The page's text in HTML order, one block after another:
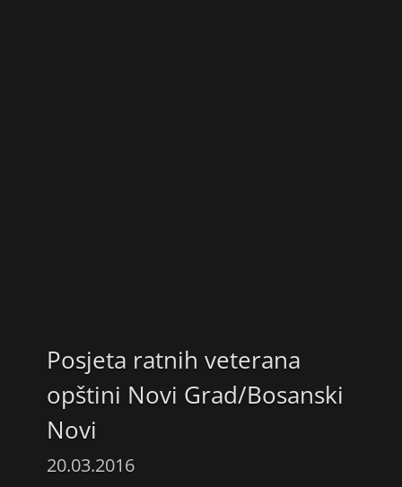
Posjeta ratnih veterana
opštini Novi Grad/Bosanski
Novi
20.03.2016